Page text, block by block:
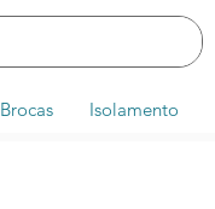
Brocas Isolamento